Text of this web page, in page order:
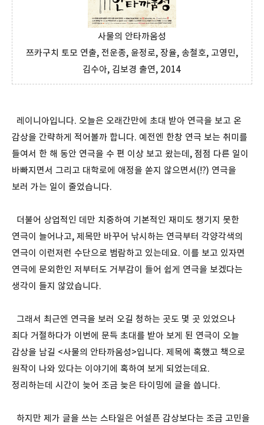
사물의 안타까움성
쯔카구치 토모 연출, 전운종, 윤정로, 장율, 송철호, 고영민,
김수아, 김보경 출연, 2014
레이니아입니다. 오늘은 오래간만에 초대 받아 연극을 보고 온
감상을 간략하게 적어볼까 합니다. 예전엔 한창 연극 보는 취미를
들여서 한 해 동안 연극을 수 편 이상 보고 왔는데, 점점 다른 일이
바빠지면서 그리고 대학로에 애정을 쏟지 않으면서(!?) 연극을
보러 가는 일이 줄었습니다.
더불어 상업적인 데만 치중하여 기본적인 재미도 챙기지 못한
연극이 늘어나고, 제목만 바꾸어 낚시하는 연극부터 각양각색의
연극이 이런저런 수단으로 범람하고 있는데요. 이를 보고 있자면
연극에 문외한인 저부터도 거부감이 들어 쉽게 연극을 보겠다는
생각이 들지 않았습니다.
그래서 최근엔 연극을 보러 오길 청하는 곳도 몇 곳 있었으나
죄다 거절하다가 이번에 문득 초대를 받아 보게 된 연극이 오늘
감상을 남길 <사물의 안타까움성>입니다. 제목에 혹했고 책으로
원작이 나와 있다는 이야기에 혹하여 보게 되었는데요.
정리하는데 시간이 늦어 조금 늦은 타이밍에 글을 씁니다.
하지만 제가 글을 쓰는 스타일은 어설픈 감상보다는 조금 고민을